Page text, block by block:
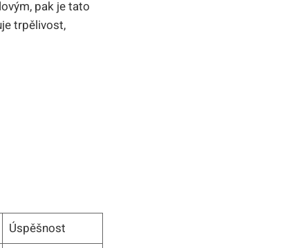
pak je tato
trpělivost,
Úspěšnost